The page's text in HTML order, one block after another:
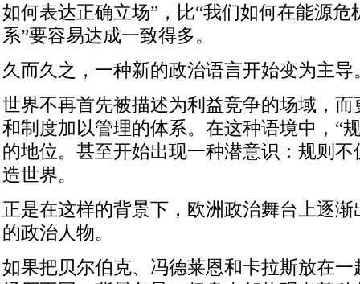
如何表达正确立场”，比“我们如何在能源危
系”要容易达成一致得多。
久而久之，一种新的政治语言开始变为主导
世界不再首先被描述为利益竞争的场域，
和制度加以管理的体系。在这种语境中，“
的地位。甚至开始出现一种潜意识：规则
造世界。
正是在这样的背景下，欧洲政治舞台上逐
的政治人物。
如果把贝尔伯克、冯德莱恩和卡拉斯放在